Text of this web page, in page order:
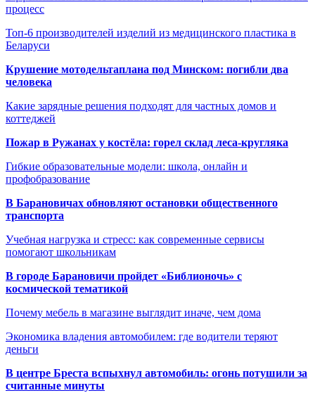
процесс
Топ-6 производителей изделий из медицинского пластика в
Беларуси
Крушение мотодельтаплана под Минском: погибли два
человека
Какие зарядные решения подходят для частных домов и
коттеджей
Пожар в Ружанах у костёла: горел склад леса-кругляка
Гибкие образовательные модели: школа, онлайн и
профобразование
В Барановичах обновляют остановки общественного
транспорта
Учебная нагрузка и стресс: как современные сервисы
помогают школьникам
В городе Барановичи пройдет «Библионочь» с
космической тематикой
Почему мебель в магазине выглядит иначе, чем дома
Экономика владения автомобилем: где водители теряют
деньги
В центре Бреста вспыхнул автомобиль: огонь потушили за
считанные минуты